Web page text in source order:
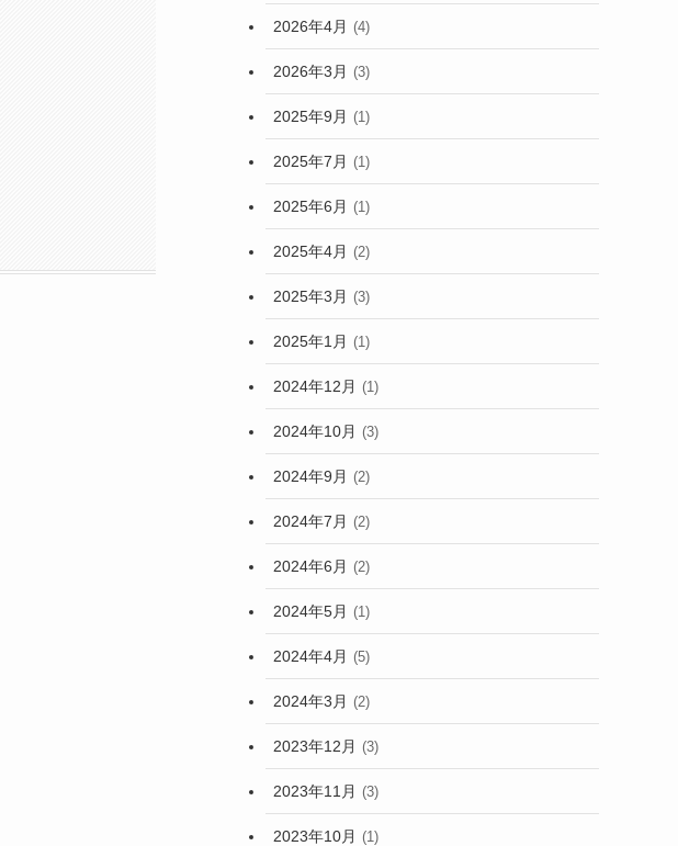
2026年4月 (4)
2026年3月 (3)
2025年9月 (1)
2025年7月 (1)
2025年6月 (1)
2025年4月 (2)
2025年3月 (3)
2025年1月 (1)
2024年12月 (1)
2024年10月 (3)
2024年9月 (2)
2024年7月 (2)
2024年6月 (2)
2024年5月 (1)
2024年4月 (5)
2024年3月 (2)
2023年12月 (3)
2023年11月 (3)
2023年10月 (1)